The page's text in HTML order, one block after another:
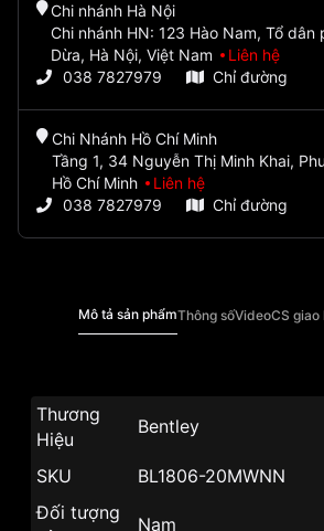
Chi nhánh Hà Nội
Chi nhánh HN: 123 Hào Nam, Tổ dân
Dừa, Hà Nội, Việt Nam
Liên hệ
038 7827979
Chỉ đường
Chi Nhánh Hồ Chí Minh
Tầng 1, 34 Nguyễn Thị Minh Khai,
Hồ Chí Minh
Liên hệ
038 7827979
Chỉ đường
Mô tả sản phẩmThông sốVideoCS giao
Thương
Hiệu
Bentley
SKU
BL1806-20MWNN
Đối tượng
Nam